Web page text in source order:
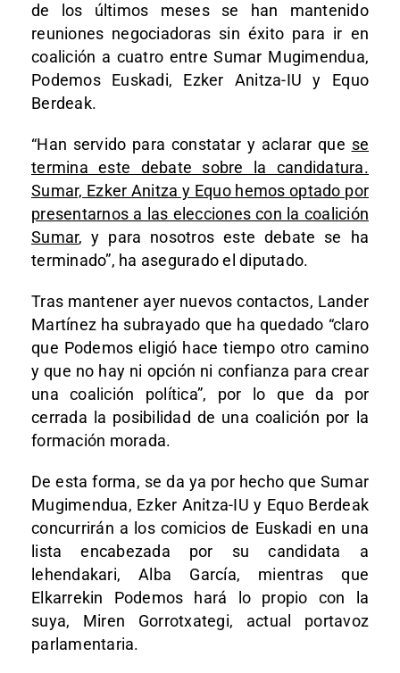
de los últimos meses se han mantenido
reuniones negociadoras sin éxito para ir en
coalición a cuatro entre Sumar Mugimendua,
Podemos Euskadi, Ezker Anitza-IU y Equo
Berdeak.
“Han servido para constatar y aclarar que se
termina este debate sobre la candidatura.
Sumar, Ezker Anitza y Equo hemos optado por
presentarnos a las elecciones con la coalición
Sumar, y para nosotros este debate se ha
terminado”, ha asegurado el diputado.
Tras mantener ayer nuevos contactos, Lander
Martínez ha subrayado que ha quedado “claro
que Podemos eligió hace tiempo otro camino
y que no hay ni opción ni confianza para crear
una coalición política”, por lo que da por
cerrada la posibilidad de una coalición por la
formación morada.
De esta forma, se da ya por hecho que Sumar
Mugimendua, Ezker Anitza-IU y Equo Berdeak
concurrirán a los comicios de Euskadi en una
lista encabezada por su candidata a
lehendakari, Alba García, mientras que
Elkarrekin Podemos hará lo propio con la
suya, Miren Gorrotxategi, actual portavoz
parlamentaria.